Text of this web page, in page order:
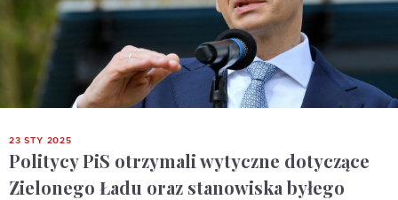
23 STY 2025
Politycy PiS otrzymali wytyczne dotyczące
Zielonego Ładu oraz stanowiska byłego